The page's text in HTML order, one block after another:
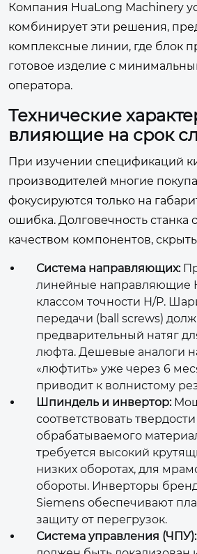
Компания HuaLong Machinery
комбинирует эти решения,
комплексные линии, где блок
готовое изделие с
оператора.
Технические
влияющие на срок
При изучении спецификаций
производителей многие
фокусируются только на
ошибка. Долговечность станка
качеством компонентов,
Система направляющих:
линейные направляющие
классом точности H/P.
передачи (ball screws)
предварительный натяг
люфта. Дешевые аналоги
«люфтить» уже через 6
приводит к волнистому
Шпиндель и инвертор:
соответствовать твердости
обрабатываемого
требуется высокий
низких оборотах, для
обороты. Инверторы
Siemens обеспечивают
защиту от перегрузок.
Система управления (ЧПУ):